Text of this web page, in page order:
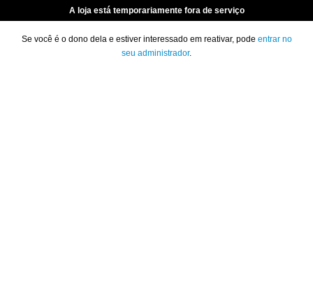
A loja está temporariamente fora de serviço
Se você é o dono dela e estiver interessado em reativar, pode entrar no
seu administrador.